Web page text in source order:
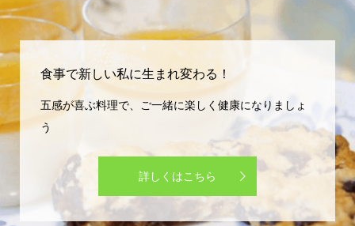
食事で新しい私に生まれ変わる！
五感が喜ぶ料理で、ご一緒に楽しく健康になりましょ
う
詳しくはこちら